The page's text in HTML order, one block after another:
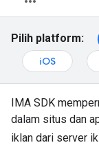
Pilih platform:
iOS
IMA SDK
dalam situs dan
iklan dari server